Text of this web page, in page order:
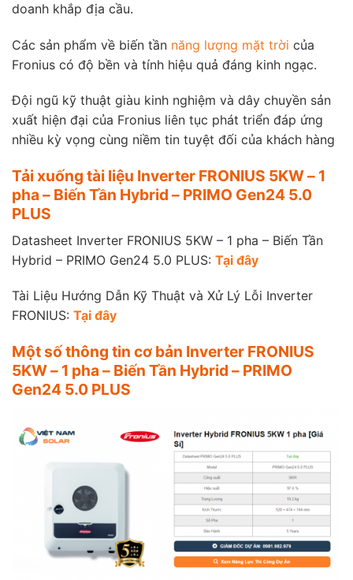
doanh khắp địa cầu.
Các sản phẩm về biến tần năng lượng mặt trời của
Fronius có độ bền và tính hiệu quả đáng kinh ngạc.
Đội ngũ kỹ thuật giàu kinh nghiệm và dây chuyền sản
xuất hiện đại của Fronius liên tục phát triển đáp ứng
nhiều kỳ vọng cùng niềm tin tuyệt đối của khách hàng
Tải xuống tài liệu Inverter FRONIUS 5KW – 1
pha – Biến Tần Hybrid – PRIMO Gen24 5.0
PLUS
Datasheet Inverter FRONIUS 5KW – 1 pha – Biến Tần
Hybrid – PRIMO Gen24 5.0 PLUS: Tại đây
Tài Liệu Hướng Dẫn Kỹ Thuật và Xử Lý Lỗi Inverter
FRONIUS: Tại đây
Một số thông tin cơ bản Inverter FRONIUS
5KW – 1 pha – Biến Tần Hybrid – PRIMO
Gen24 5.0 PLUS